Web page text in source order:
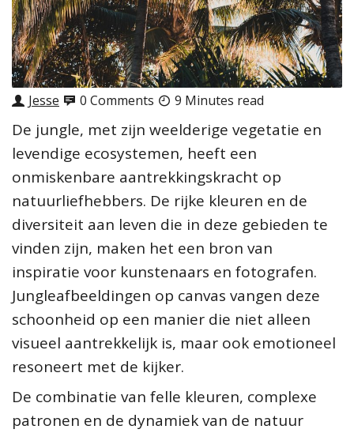
Jesse 0 Comments 9 Minutes read
De jungle, met zijn weelderige vegetatie en
levendige ecosystemen, heeft een
onmiskenbare aantrekkingskracht op
natuurliefhebbers. De rijke kleuren en de
diversiteit aan leven die in deze gebieden te
vinden zijn, maken het een bron van
inspiratie voor kunstenaars en fotografen.
Jungleafbeeldingen op canvas vangen deze
schoonheid op een manier die niet alleen
visueel aantrekkelijk is, maar ook emotioneel
resoneert met de kijker.
De combinatie van felle kleuren, complexe
patronen en de dynamiek van de natuur